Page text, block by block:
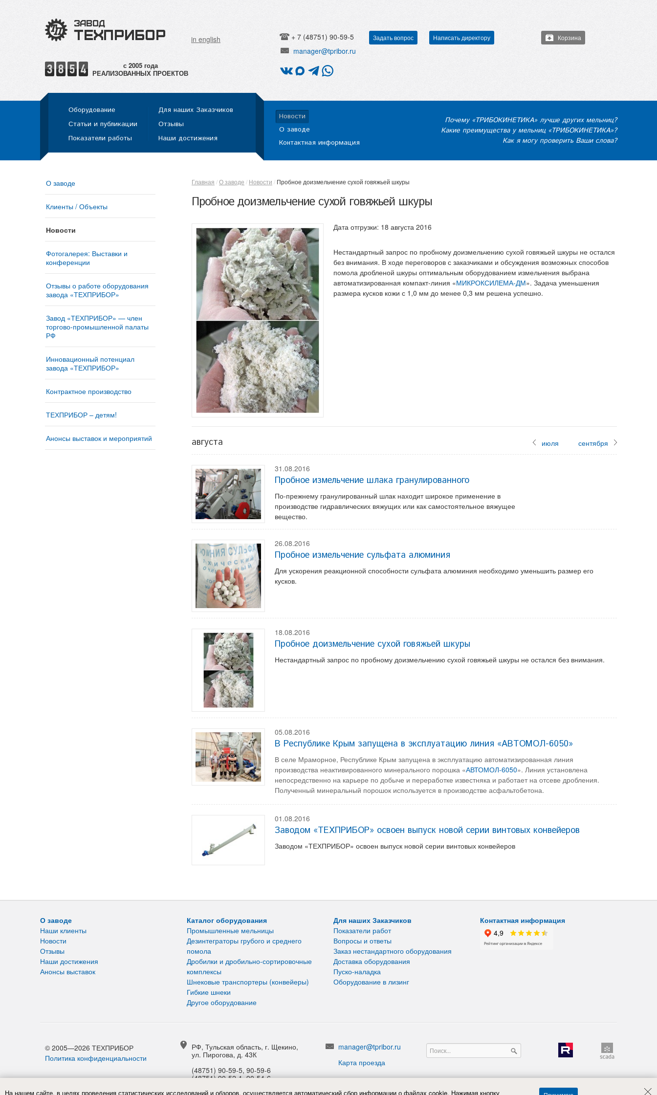
in english + 7 (48751) 90-59-5 Задать вопрос Написать директору
manager@tpribor.ru
Корзина
РЕАЛИЗОВАННЫХ ПРОЕКТОВ
Оборудование
Статьи и публикации
Показатели работы
Для наших Заказчиков
Отзывы
Наши достижения
Новости
О заводе
Контактная информация
Почему «ТРИБОКИНЕТИКА» лучше других мельниц?
Какие преимущества у мельниц «ТРИБОКИНЕТИКА»?
Как я могу проверить Ваши слова?
О заводе
Клиенты / Объекты
Новости
Фотогалерея: Выставки и
конференции
Отзывы о работе оборудования
завода «ТЕХПРИБОР»
Завод «ТЕХПРИБОР» — член
торгово-промышленной палаты
РФ
Инновационный потенциал
завода «ТЕХПРИБОР»
Контрактное производство
ТЕХПРИБОР – детям!
Анонсы выставок и мероприятий
Главная О заводе Новости Пробное доизмельчение сухой говяжьей шкуры
Пробное доизмельчение сухой говяжьей шкуры
Дата отгрузки: 18 августа 2016
Нестандартный запрос по пробному доизмельчению сухой говяжьей шкуры не остался
без внимания. В ходе переговоров с заказчиками и обсуждения возможных способов
помола дробленой шкуры оптимальным оборудованием измельчения выбрана
автоматизированная компакт-линия «МИКРОКСИЛЕМА-ДМ». Задача уменьшения
размера кусков кожи с 1,0 мм до менее 0,3 мм решена успешно.
июля сентября
августа
31.08.2016
Пробное измельчение шлака гранулированного
По-прежнему гранулированный шлак находит широкое применение в
производстве гидравлических вяжущих или как самостоятельное вяжущее
вещество.
26.08.2016
Пробное измельчение сульфата алюминия
Для ускорения реакционной способности сульфата алюминия необходимо уменьшить размер его
кусков.
18.08.2016
Пробное доизмельчение сухой говяжьей шкуры
Нестандартный запрос по пробному доизмельчению сухой говяжьей шкуры не остался без внимания.
05.08.2016
В Республике Крым запущена в эксплуатацию линия «АВТОМОЛ-6050»
В селе Мраморное, Республике Крым запущена в эксплуатацию автоматизированная линия
производства неактивированного минерального порошка «АВТОМОЛ-6050». Линия установлена
непосредственно на карьере по добыче и переработке известняка и работает на отсеве дробления.
Полученный минеральный порошок используется в производстве асфальтобетона.
01.08.2016
Заводом «ТЕХПРИБОР» освоен выпуск новой серии винтовых конвейеров
Заводом «ТЕХПРИБОР» освоен выпуск новой серии винтовых конвейеров
О заводе
Наши клиенты
Новости
Отзывы
Наши достижения
Анонсы выставок
Каталог оборудования
Промышленные мельницы
Дезинтеграторы грубого и среднего
помола
Дробилки и дробильно-сортировочные
комплексы
Шнековые транспортеры (конвейеры)
Гибкие шнеки
Другое оборудование
Для наших Заказчиков
Показатели работ
Вопросы и ответы
Заказ нестандартного оборудования
Доставка оборудования
Пуско-наладка
Оборудование в лизинг
Контактная информация
© 2005—2026 ТЕХПРИБОР
Политика конфиденциальности
РФ, Тульская область, г. Щекино,
ул. Пирогова, д. 43К
(48751) 90-59-5, 90-59-6
(48751) 90-52-1, 90-54-6
manager@tpribor.ru
Карта проезда
На нашем сайте, в целях проведения статистических исследований и обзоров, осуществляется автоматический сбор информации о файлах cookie. Нажимая кнопку